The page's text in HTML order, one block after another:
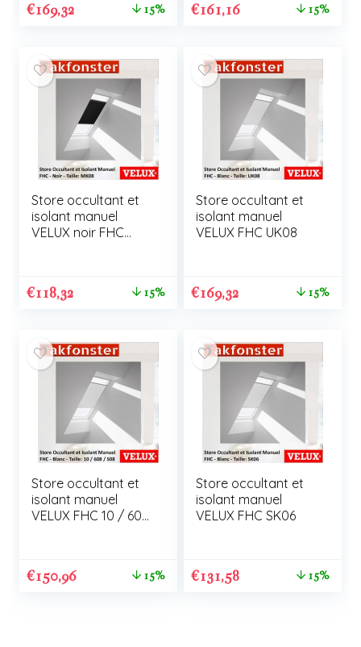
€169,32 15% €161,16 15%
Store occultant et
isolant manuel
VELUX noir FHC
€118,32 15%
Store occultant et
isolant manuel
VELUX FHC UK08
€169,32 15%
Store occultant et
isolant manuel
VELUX FHC 10 / 608
€150,96 15%
Store occultant et
isolant manuel
VELUX FHC SK06
€131,58 15%